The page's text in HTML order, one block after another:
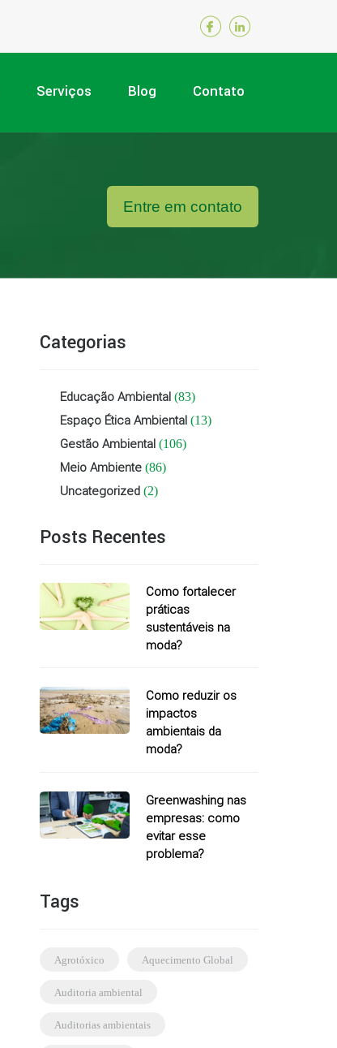
Serviços Blog Contato
Entre em contato
Categorias
Educação Ambiental (83)
Espaço Ética Ambiental (13)
Gestão Ambiental (106)
Meio Ambiente (86)
Uncategorized (2)
Posts Recentes
Como fortalecer
práticas
sustentáveis na
moda?
Como reduzir os
impactos
ambientais da
moda?
Greenwashing nas
empresas: como
evitar esse
problema?
Tags
agrotóxico Aquecimento Global
auditoria ambiental
auditorias ambientais